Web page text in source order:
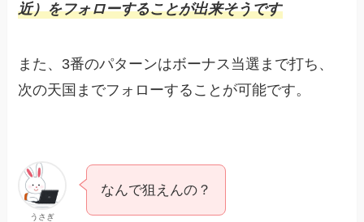
近）をフォローすることが出来そうです
また、3番のパターンはボーナス当選まで打ち、
次の天国までフォローすることが可能です。
うさぎ
なんで狙えんの？